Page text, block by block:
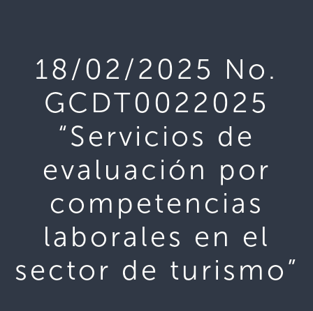
18/02/2025 No.
GCDT0022025
“Servicios de
evaluación por
competencias
laborales en el
sector de turismo”